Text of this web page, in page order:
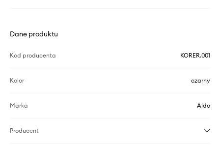
Dane produktu
Kod producenta KORER.001
Kolor czarny
Marka Aldo
Producent